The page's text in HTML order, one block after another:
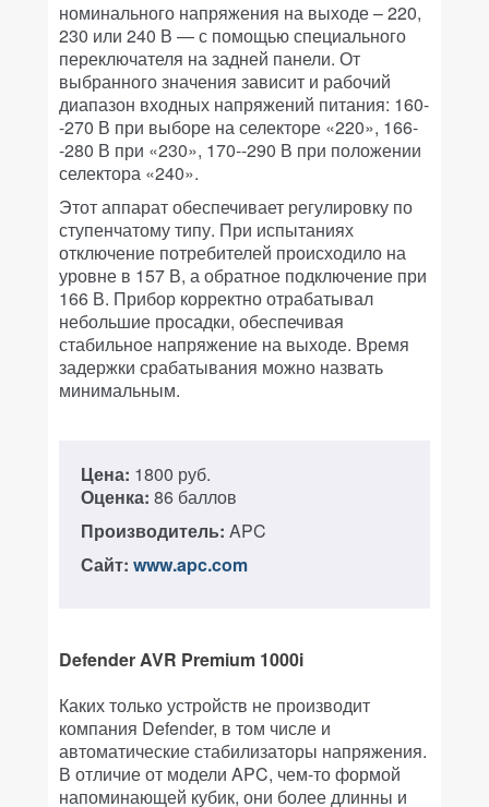
номинального напряжения на выходе – 220,
230 или 240 В — с помощью специального
переключателя на задней панели. От
выбранного значения зависит и рабочий
диапазон входных напряжений питания: 160-
-270 В при выборе на селекторе «220», 166-
-280 В при «230», 170--290 В при положении
селектора «240».
Этот аппарат обеспечивает регулировку по
ступенчатому типу. При испытаниях
отключение потребителей происходило на
уровне в 157 В, а обратное подключение при
166 В. Прибор корректно отрабатывал
небольшие просадки, обеспечивая
стабильное напряжение на выходе. Время
задержки срабатывания можно назвать
минимальным.
Цена: 1800 руб.
Оценка: 86 баллов
Производитель: APC
Сайт: www.apc.com
Defender AVR Premium 1000i
Каких только устройств не производит
компания Defender, в том числе и
автоматические стабилизаторы напряжения.
В отличие от модели APC, чем-то формой
напоминающей кубик, они более длинны и